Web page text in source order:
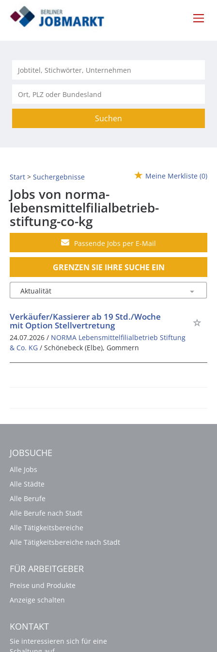
Suchen
Start Suchergebnisse Meine Merkliste (0)
Jobs von norma-
lebensmittelfilialbetrieb-
stiftung-co-kg
Passende Jobs per E-Mail
GRENZEN SIE IHRE SUCHE EIN
Verkäufer/Kassierer ab 19 Std./Woche
mit Option Stellvertretung
24.07.2026 / NORMA Lebensmittelfilialbetrieb Stiftung
& Co. KG / Schönebeck (Elbe), Gommern
JOBSUCHE
Alle Jobs
Alle Städte
Alle Berufe
Alle Berufe nach Stadt
Alle Tätigkeitsbereiche
Alle Tätigkeitsbereiche nach Stadt
FÜR ARBEITGEBER
Preise und Produkte
Anzeige schalten
KONTAKT
Sie interessieren sich für eine